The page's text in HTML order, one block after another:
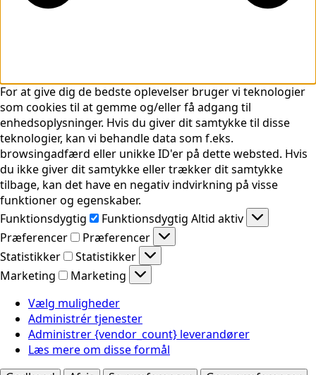
For at give dig de bedste oplevelser bruger vi teknologier
som cookies til at gemme og/eller få adgang til
enhedsoplysninger. Hvis du giver dit samtykke til disse
teknologier, kan vi behandle data som f.eks.
browsingadfærd eller unikke ID'er på dette websted. Hvis
du ikke giver dit samtykke eller trækker dit samtykke
tilbage, kan det have en negativ indvirkning på visse
funktioner og egenskaber.
Funktionsdygtig
Funktionsdygtig Altid aktiv
Præferencer
Præferencer
Statistikker
Statistikker
Marketing
Marketing
Vælg muligheder
Administrér tjenester
Administrer {vendor_count} leverandører
Læs mere om disse formål